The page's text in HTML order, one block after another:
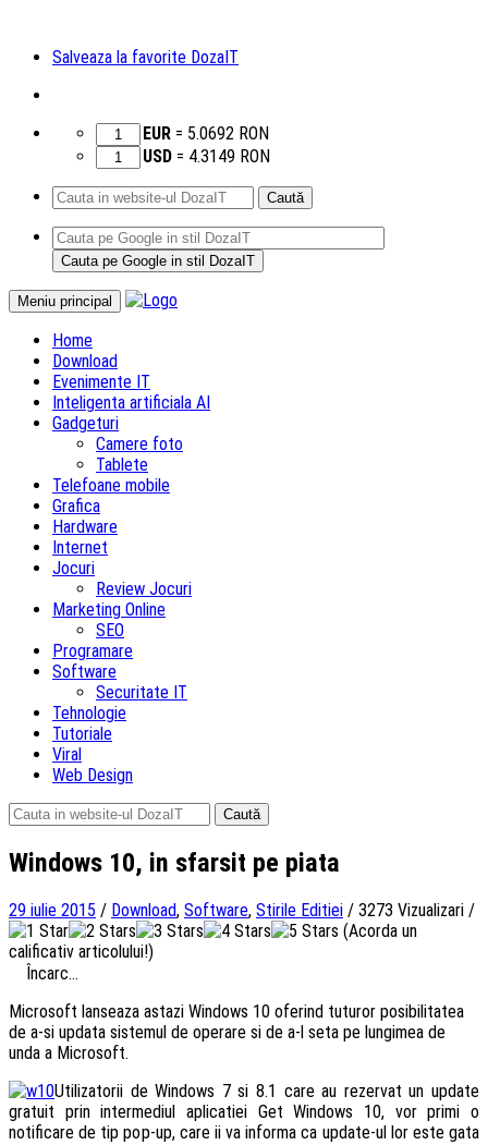
Salveaza la favorite DozaIT
EUR = 5.0692 RON
USD = 4.3149 RON
Caută
după:
Meniu principal
Sari
Home
Download
Evenimente IT
Inteligenta artificiala AI
Gadgeturi
Camere foto
Tablete
Telefoane mobile
Grafica
Hardware
Internet
Jocuri
Review Jocuri
Marketing Online
SEO
Programare
Software
Securitate IT
Tehnologie
Tutoriale
Viral
Web Design
Caută
după:
Windows 10, in sfarsit pe piata
29 iulie 2015 / Download, Software, Stirile Editiei / 3273 Vizualizari /
(Acorda un
calificativ articolului!)
Încarc...
Microsoft lanseaza astazi Windows 10 oferind tuturor posibilitatea
de a-si updata sistemul de operare si de a-l seta pe lungimea de
unda a Microsoft.
Utilizatorii de Windows 7 si 8.1 care au rezervat un update
gratuit prin intermediul aplicatiei Get Windows 10, vor primi o
notificare de tip pop-up, care ii va informa ca update-ul lor este gata